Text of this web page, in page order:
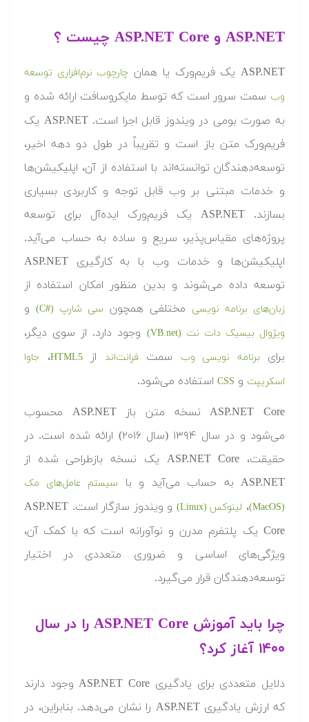
ASP.NET و ASP.NET Core چیست ؟
ASP.NET یک فریم‌ورک یا همان
چارچوب نرم‌افزاری توسعه
وب سمت سرور است که توسط مایکروسافت ارائه شده و
به صورت بومی در ویندوز قابل اجرا است. ASP.NET یک
فریم‌ورک متن باز است و تقریباً در طول دو دهه اخیر،
توسعه‌دهندگان توانسته‌اند با استفاده از آن، اپلیکیشن‌ها
و خدمات مبتنی بر وب قابل توجه و کاربردی بسیاری
بسازند. ASP.NET یک فریم‌ورک ایده‌آل برای توسعه
پروژه‌های مقیاس‌پذیر، سریع و ساده به حساب می‌آید.
اپلیکیشن‌ها و خدمات وب با به کارگیری ASP.NET
توسعه داده می‌شوند و بدین منظور امکان استفاده از
زبان‌های برنامه نویسی مختلفی همچون سی شارپ (#‎‎C) و
ویژوال بیسیک دات نت (VB.net)
وجود دارد. از سوی دیگر،
برای
برنامه نویسی وب سمت فرانت‌اند از HTML5 ،
جاوا
اسکریپت و CSS استفاده می‌شود.
ASP.NET Core نسخه متن باز ASP.NET محسوب
می‌شود و در سال ۱۳۹۴ (سال ۲۰۱۶) ارائه شده است. در
حقیقت، ASP.NET Core یک نسخه بازطراحی شده از
ASP.NET به حساب می‌آید و با
سیستم عامل‌های مک
(MacOS)
، لینوکس (Linux)
و ویندوز سازگار است. ASP.NET
Core یک پلتفرم مدرن و نوآورانه است که با کمک آن،
ویژگی‌های اساسی و ضروری متعددی در اختیار
توسعه‌دهندگان قرار می‌گیرد.
چرا باید آموزش ASP.NET Core را در سال
۱۴۰۰ آغاز کرد؟
دلایل متعددی برای یادگیری ASP.NET Core وجود دارند
که ارزش یادگیری ASP.NET را نشان می‌دهد. بنابراین، در